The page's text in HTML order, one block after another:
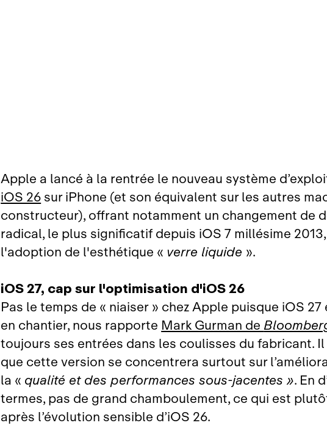
Apple a lancé à la rentrée le nouveau système
iOS 26sur iPhone (et son équivalent sur les autres
constructeur), offrant notamment un changement de
radical, le plus significatif depuis iOS 7 millésime
l'adoption de l'esthétique « verre liquide ».
iOS 27, cap sur l'optimisation d'iOS 26
Pas le temps de « niaiser » chez Apple puisque iOS 27
en chantier, nous rapporteMark Gurman de
toujours ses entrées dans les coulisses du fabricant.
que cette version se concentrera surtout sur
la « qualité et des performances sous‑jacentes ». En
termes, pas de grand chamboulement, ce qui est
après l’évolution sensible d’iOS 26.